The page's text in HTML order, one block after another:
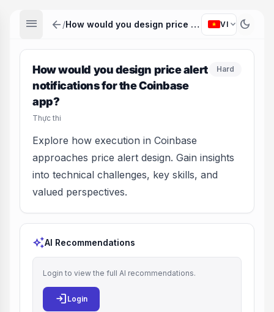
menu arrow_back / How would you design price alert notifications for the Coinbase app? VI expand_more dark_mode
How would you design price alert
notifications for the Coinbase
app?
Thực thi
Hard
Explore how execution in Coinbase
approaches price alert design. Gain insights
into technical challenges, key skills, and
valued perspectives.
auto_awesomeAI Recommendations
Login to view the full AI recommendations.
login Login